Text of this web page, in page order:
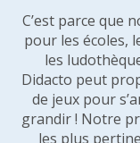
C’est parce que
pour les écoles,
les
Didacto peut
de jeux pour
grandir ! Notre
les plus